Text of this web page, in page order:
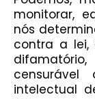
monitorar,
nós
contra a lei,
intelectual